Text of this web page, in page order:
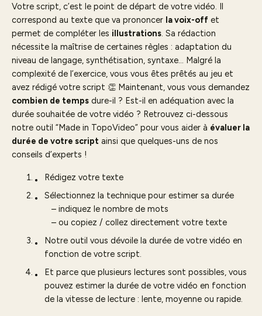
Votre script, c’est le point de départ de votre vidéo. Il
correspond au texte que va prononcer la voix-off et
permet de compléter les illustrations. Sa rédaction
nécessite la maîtrise de certaines règles : adaptation du
niveau de langage, synthétisation, syntaxe… Malgré la
complexité de l’exercice, vous vous êtes prêtés au jeu et
avez rédigé votre script 👏 Maintenant, vous vous demandez
combien de temps dure-il ? Est-il en adéquation avec la
durée souhaitée de votre vidéo ? Retrouvez ci-dessous
notre outil “Made in TopoVideo” pour vous aider à évaluer la
durée de votre script ainsi que quelques-uns de nos
conseils d’experts !
Rédigez votre texte
Sélectionnez la technique pour estimer sa durée
– indiquez le nombre de mots
– ou copiez / collez directement votre texte
Notre outil vous dévoile la durée de votre vidéo en
fonction de votre script.
Et parce que plusieurs lectures sont possibles, vous
pouvez estimer la durée de votre vidéo en fonction
de la vitesse de lecture : lente, moyenne ou rapide.